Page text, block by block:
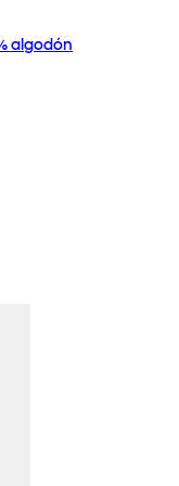
algodón